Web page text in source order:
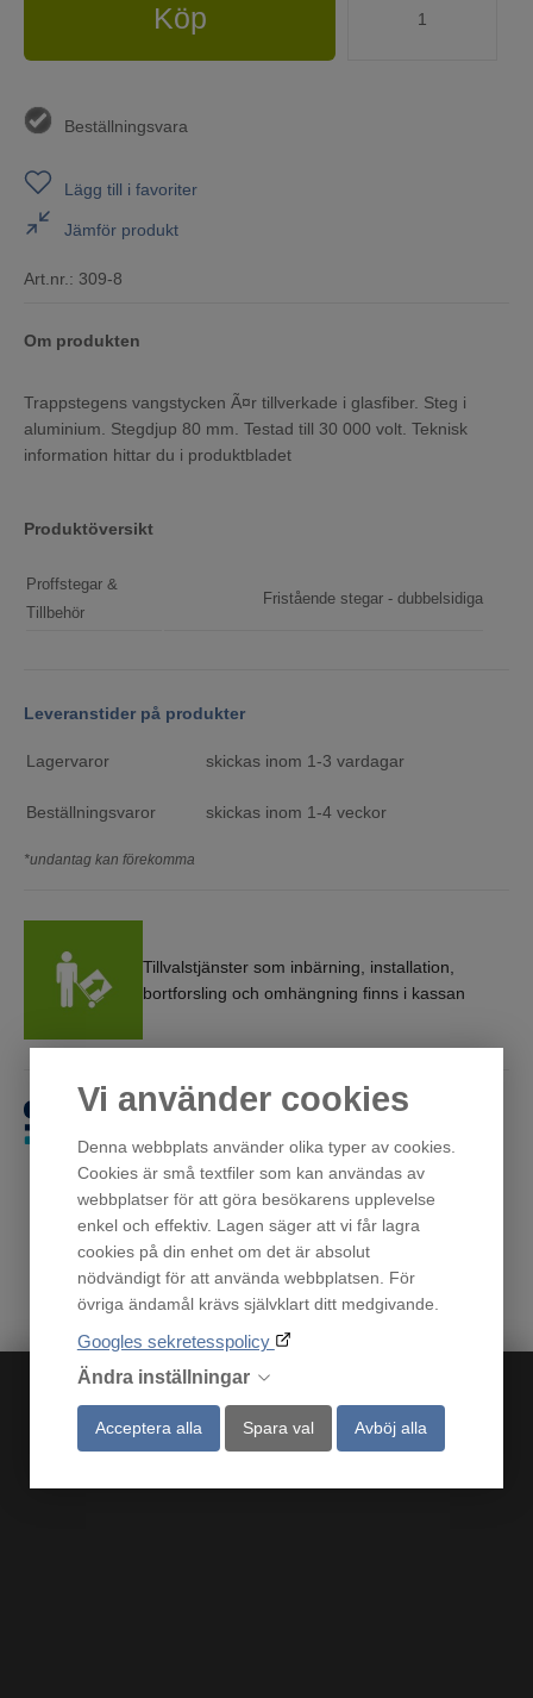
Vi använder cookies
Denna webbplats använder olika typer av cookies.
Cookies är små textfiler som kan användas av
webbplatser för att göra besökarens upplevelse
enkel och effektiv. Lagen säger att vi får lagra
cookies på din enhet om det är absolut
nödvändigt för att använda webbplatsen. För
övriga ändamål krävs självklart ditt medgivande.
Googles sekretesspolicy
Ändra inställningar
Acceptera alla Spara val Avböj alla
Köp
Beställningsvara
Lägg till i favoriter
Jämför produkt
Art.nr.: 309-8
Om produkten
Trappstegens vangstycken Ã¤r tillverkade i glasfiber. Steg i
aluminium. Stegdjup 80 mm. Testad till 30 000 volt. Teknisk
information hittar du i produktbladet
Produktöversikt
Proffstegar &
Tillbehör
Fristående stegar - dubbelsidiga
Leveranstider på produkter
Lagervaror skickas inom 1-3 vardagar
Beställningsvaror skickas inom 1-4 veckor
*undantag kan förekomma
Tillvalstjänster som inbärning, installation,
bortforsling och omhängning finns i kassan